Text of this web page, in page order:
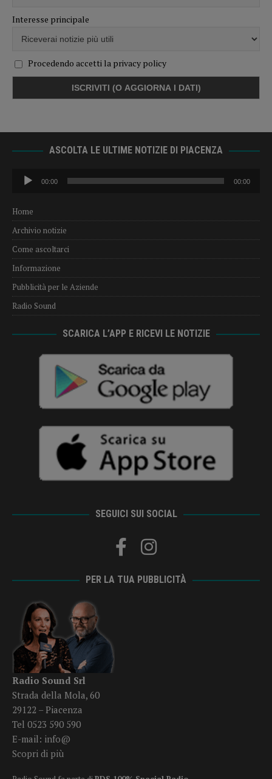
Interesse principale
Procedendo accetti la privacy policy
ASCOLTA LE ULTIME NOTIZIE DI PIACENZA
Audio
Player
00:00 00:00
Home
Archivio notizie
Come ascoltarci
Informazione
Pubblicità per le Aziende
Radio Sound
SCARICA L’APP E RICEVI LE NOTIZIE
SEGUICI SUI SOCIAL
PER LA TUA PUBBLICITÀ
Radio Sound Srl
Strada della Mola, 60
29122 – Piacenza
Tel 0523 590 590
E-mail: info@
Scopri di più